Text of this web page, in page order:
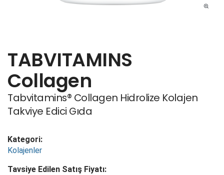
TABVITAMINS
Collagen
Tabvitamins® Collagen Hidrolize Kolajen
Takviye Edici Gıda
Kategori:
Kolajenler
Tavsiye Edilen Satış Fiyatı: